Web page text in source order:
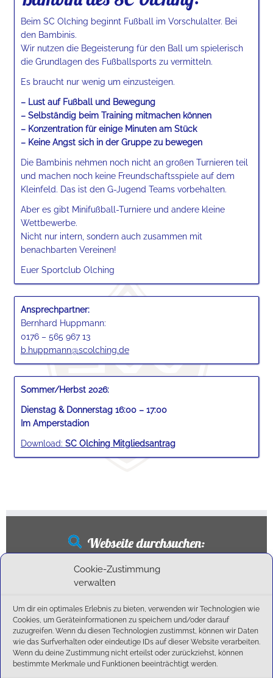
Cookie-Zustimmung
verwalten
Um dir ein optimales Erlebnis zu bieten, verwenden wir Technologien wie
Cookies, um Geräteinformationen zu speichern und/oder darauf
zuzugreifen. Wenn du diesen Technologien zustimmst, können wir Daten
wie das Surfverhalten oder eindeutige IDs auf dieser Website verarbeiten.
Wenn du deine Zustimmung nicht erteilst oder zurückziehst, können
bestimmte Merkmale und Funktionen beeinträchtigt werden.
Beim SC Olching beginnt Fußball im Vorschulalter. Bei
den Bambinis.
Wir nutzen die Begeisterung für den Ball um spielerisch
die Grundlagen des Fußballsports zu vermitteln.
Es braucht nur wenig um einzusteigen.
– Lust auf Fußball und Bewegung
– Selbständig beim Training mitmachen können
– Konzentration für einige Minuten am Stück
– Keine Angst sich in der Gruppe zu bewegen
Die Bambinis nehmen noch nicht an großen Turnieren teil
und machen noch keine Freundschaftsspiele auf dem
Kleinfeld. Das ist den G-Jugend Teams vorbehalten.
Aber es gibt Minifußball-Turniere und andere kleine
Wettbewerbe.
Nicht nur intern, sondern auch zusammen mit
benachbarten Vereinen!
Euer Sportclub Olching
Ansprechpartner:
Bernhard Huppmann:
0176 – 565 967 13
b.huppmann@scolching.de
Sommer/Herbst 2026:
Dienstag & Donnerstag 16:00 – 17:00
Im Amperstadion
Download: SC Olching Mitgliedsantrag
Webseite durchsuchen:
Neueste Beiträge
SCO schafft Double und Hattrick: Sparkassencup bleibt in Olching
Ballschule erweitert!